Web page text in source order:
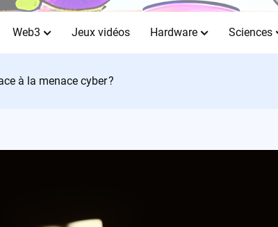
Web3 Jeux vidéos Hardware Sciences
à la menace cyber ?